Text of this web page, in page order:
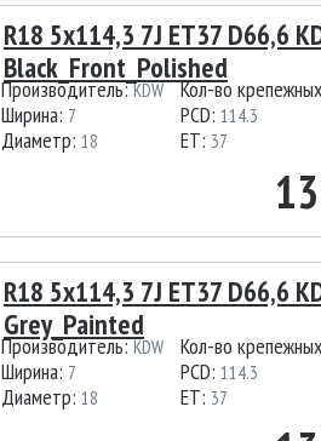
R18 5x114,3 7J ET37 D66,6
Black_Front_Polished
Производитель:KDW
Ширина: 7
Диаметр: 18
Кол-во
PCD: 114.3
ET: 37
R18 5x114,3 7J ET37 D66,6
Grey_Painted
Производитель:KDW
Ширина: 7
Диаметр: 18
Кол-во
PCD: 114.3
ET: 37